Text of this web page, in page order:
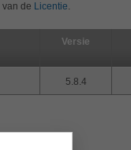
de Licentie.
Versie
5.8.4